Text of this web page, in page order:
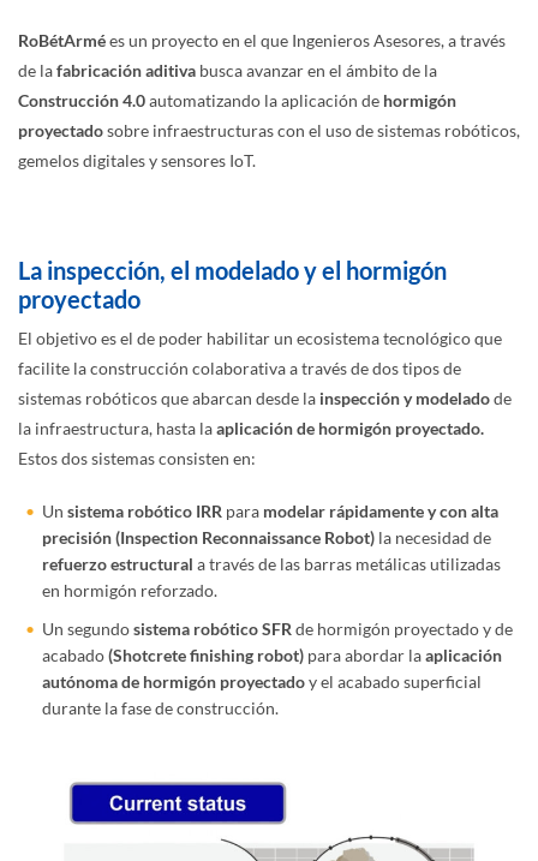
RoBétArmées un proyecto en el que Ingenieros Asesores, a través
de lafabricación aditiva busca avanzar en el ámbito de la
Construcción 4.0automatizando la aplicación de hormigón
proyectadosobre infraestructuras con el uso de sistemas robóticos,
gemelos digitales y sensores IoT.
La inspección, el modelado y el hormigón
proyectado
El objetivo es el de poder habilitar un ecosistema tecnológico que
facilite la construcción colaborativa a través de dos tipos de
sistemas robóticos que abarcan desde la inspección y modeladode
la infraestructura, hasta laaplicación de hormigón proyectado.
Estos dos sistemas consisten en:
Un sistema robótico IRR para modelar rápidamente y con alta
precisión(Inspection Reconnaissance Robot) la necesidad de
refuerzo estructural a través de las barras metálicas utilizadas
en hormigón reforzado.
Un segundosistema robótico SFR de hormigón proyectado y de
acabado(Shotcrete finishing robot) para abordar laaplicación
autónoma de hormigón proyectadoy el acabado superficial
durante la fase de construcción.